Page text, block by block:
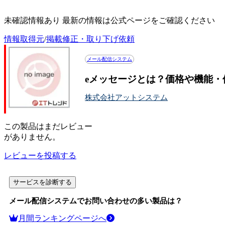
未確認情報あり 最新の情報は公式ページをご確認ください
情報取得元/掲載修正・取り下げ依頼
メール配信システム
eメッセージとは？価格や機能
株式会社アットシステム
この製品はまだレビュー
がありません。
レビューを投稿する
サービスを診断する
メール配信システムでお問い合わせの多い製品は？
月間ランキングページへ